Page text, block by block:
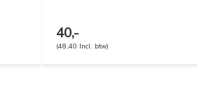
40,-
(48,40 Incl. btw)